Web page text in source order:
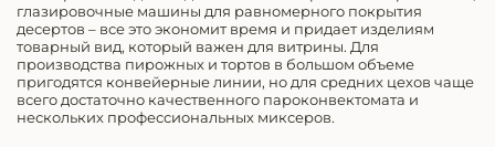
глазировочные машины для равномерного покрытия
десертов – все это экономит время и придает изделиям
товарный вид, который важен для витрины. Для
производства пирожных и тортов в большом объеме
пригодятся конвейерные линии, но для средних цехов чаще
всего достаточно качественного пароконвектомата и
нескольких профессиональных миксеров.